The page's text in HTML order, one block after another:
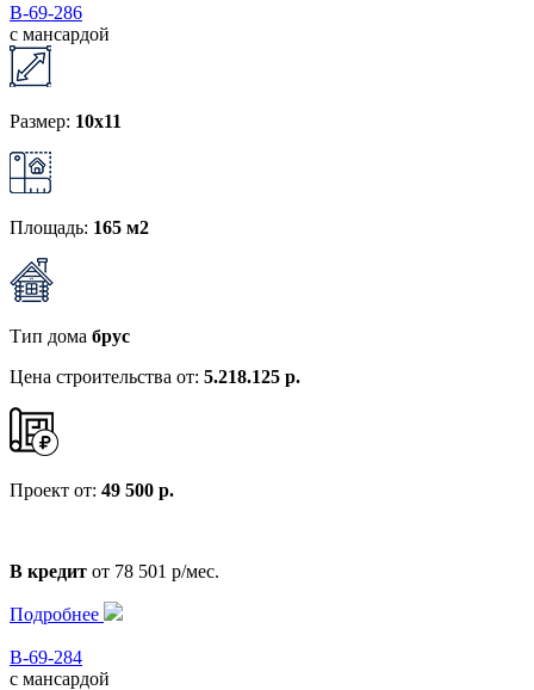
В-69-286
с мансардой
Размер: 10x11
Площадь: 165 м2
Тип дома брус
Цена строительства от: 5.218.125 р.
Проект от: 49 500 р.
В кредит от 78 501 р/мес.
Подробнее
В-69-284
с мансардой